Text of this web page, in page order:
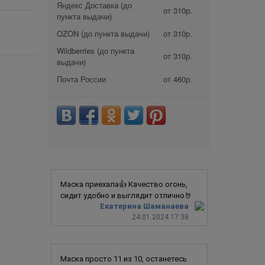
Яндекс Доставка (до
пункта выдачи)
от 310р.
OZON (до пункта выдачи)
от 310р.
Wildberries (до пункта
выдачи)
от 310р.
Почта России от 460р.
Екатерина Шаманаева
24.01.2024 17:38
Маска приехала👍 Качество огонь,
сидит удобно и выглядит отлично🤘
Маска просто 11 из 10, останетесь